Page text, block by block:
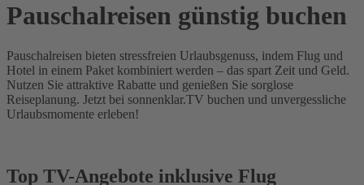
Pauschalreisen günstig buchen
Pauschalreisen bieten stressfreien Urlaubsgenuss, indem Flug und
Hotel in einem Paket kombiniert werden – das spart Zeit und Geld.
Nutzen Sie attraktive Rabatte und genießen Sie sorglose
Reiseplanung. Jetzt bei sonnenklar.TV buchen und unvergessliche
Urlaubsmomente erleben!
Top TV-Angebote inklusive Flug